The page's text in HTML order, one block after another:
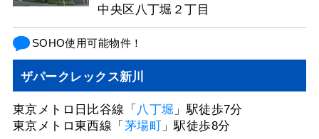
中央区⼋丁堀２丁⽬
SOHO使用可能物件！
ザパークレックス新川
東京メトロ日比谷線「 八丁堀 」駅徒歩7分
東京メトロ東西線「 茅場町」駅徒歩8分